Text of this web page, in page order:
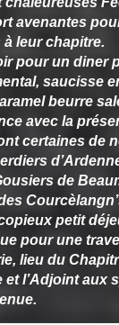
avenantes
leur chapitre.
pour un diner
saucisse
beurre
avec la
certaines de
de
petit
pour une
lieu du
et l’Adjoint aux